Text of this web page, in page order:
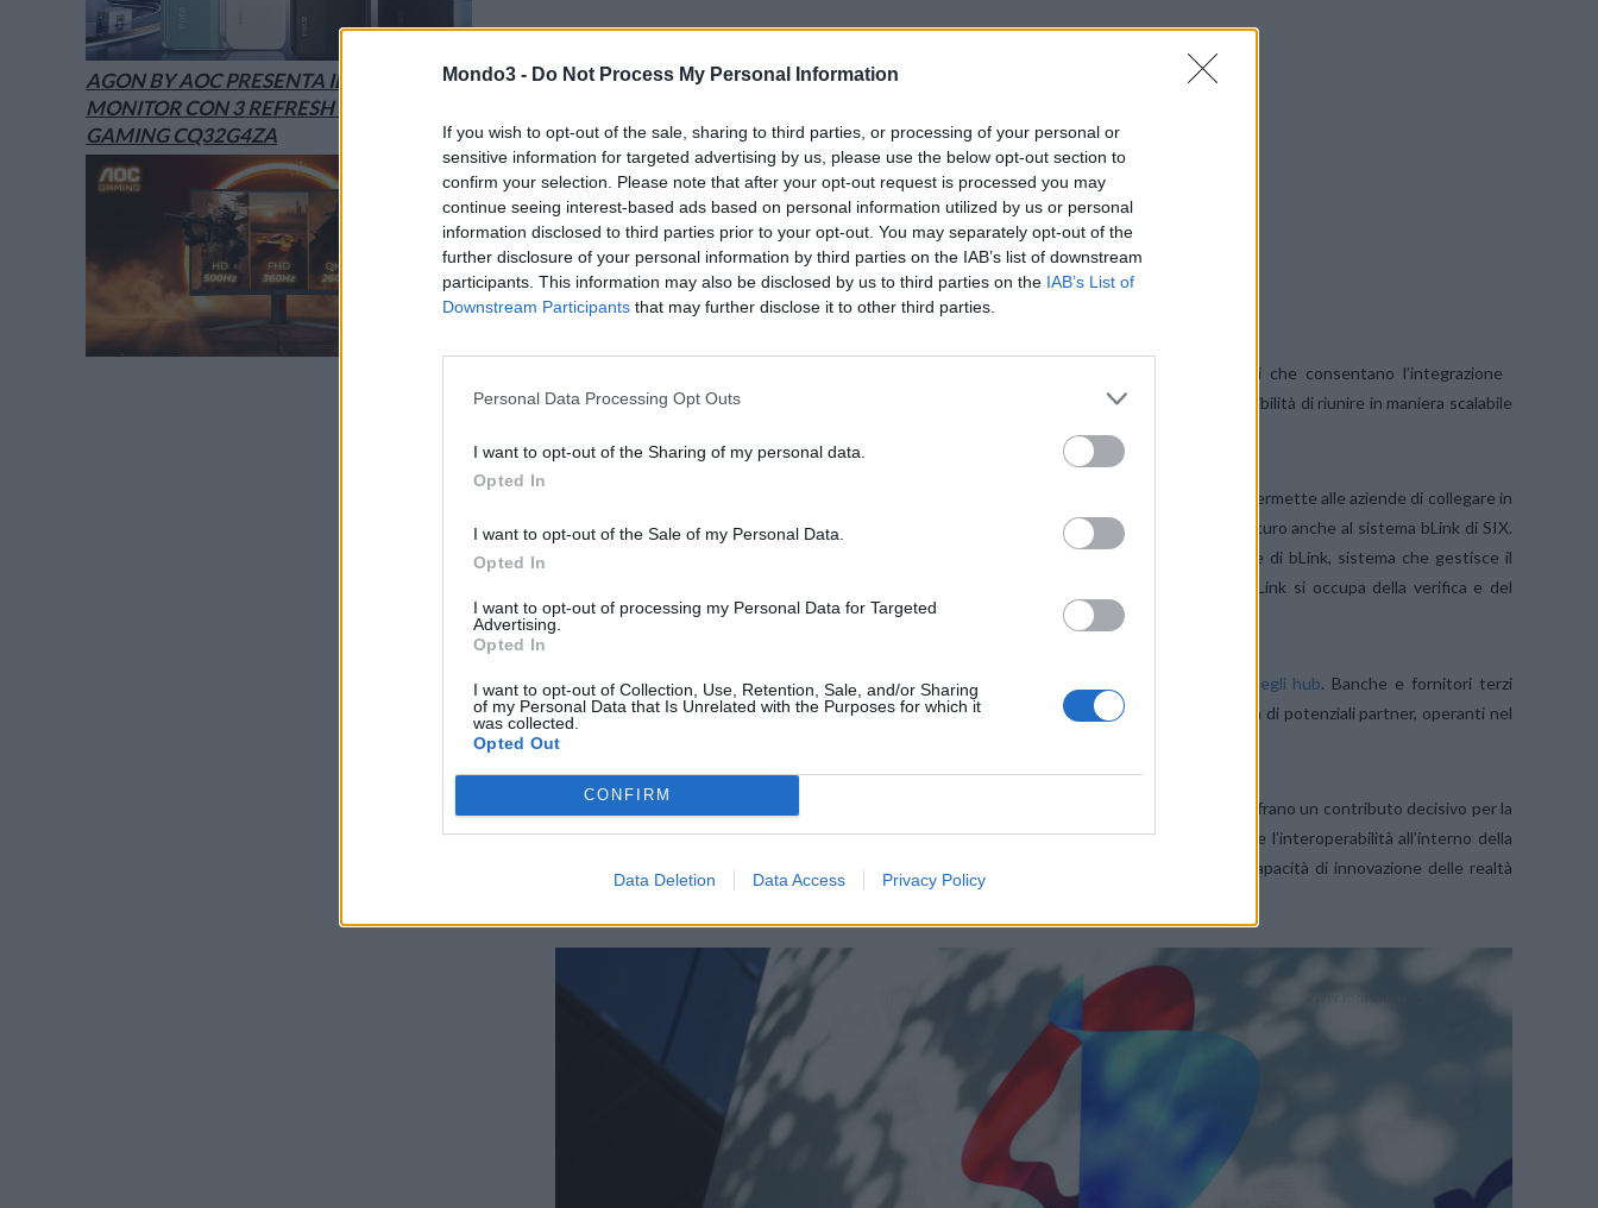
Mondo3 - Do Not Process My Personal Information
If you wish to opt-out of the sale, sharing to third parties, or processing of your personal or
sensitive information for targeted advertising by us, please use the below opt-out section to
confirm your selection. Please note that after your opt-out request is processed you may
continue seeing interest-based ads based on personal information utilized by us or personal
information disclosed to third parties prior to your opt-out. You may separately opt-out of the
further disclosure of your personal information by third parties on the IAB’s list of downstream
participants. This information may also be disclosed by us to third parties on the IAB’s List of
Downstream Participants that may further disclose it to other third parties.
Personal Data Processing Opt Outs
I want to opt-out of the Sharing of my personal data.
Opted In
I want to opt-out of the Sale of my Personal Data.
Opted In
I want to opt-out of processing my Personal Data for Targeted
Advertising.
Opted In
I want to opt-out of Collection, Use, Retention, Sale, and/or Sharing
of my Personal Data that Is Unrelated with the Purposes for which it
was collected.
Opted Out
CONFIRM
Data Deletion Data Access Privacy Policy
Questa cooperazione affronta due nodi cruciali, ossia da un lato la mancanza di soluzioni che consentano l’integrazione
standardizzata dei soggetti terzi nei sistemi dei fornitori di servizi finanziari, e dall’altra l’impossibilità di riunire in maniera scalabile
, che permette alle aziende di collegare in
maniera efficiente i propri sistemi all’Open Business Hub (OBH) di Swisscom – e dunque in futuro anche al sistema bLink di SIX.
L’OBH di Swisscom amplia la propria offerta integrandola con il consent management digitale di bLink, sistema che gestisce il
processo di assegnazione dei consensi dei clienti finali per l’utilizzo dei dati. La soluzione bLink si occupa della verifica e del
collegamento di fornitori terzi.
A medio termine, l’obiettivo di Swisscom e SIX è quello di incrementare l’ interoperabilità degli hub. Banche e fornitori terzi
potranno così sfruttare un accesso semplificato e standardizzato ad una rete ancora più ampia di potenziali partner, operanti nel
settore finanziario e non solo.
Entrambe le aziende sono convinte che la standardizzazione e la scalabilità dell’open finance offrano un contributo decisivo per la
formazione di ecosistemi. Questa cooperazione getta le basi per agevolare la collaborazione e l’interoperabilità all’interno della
piazza finanziaria svizzera e dunque per promuovere sul lungo periodo la competitività e la capacità di innovazione delle realtà
AGON BY AOC PRESENTA IL NUOVO
MONITOR CON 3 REFRESH RATE: ECCO IL
GAMING CQ32G4ZA